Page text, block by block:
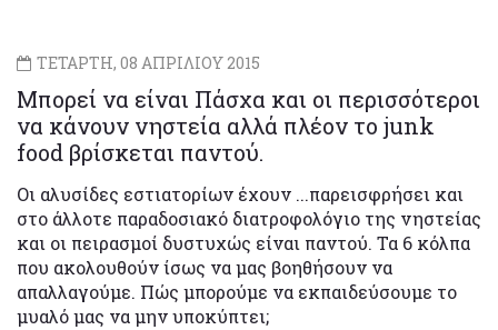
ΤΕΤΑΡΤΗ, 08 ΑΠΡΙΛΙΟΥ 2015
Μπορεί να είναι Πάσχα και οι περισσότεροι
να κάνουν νηστεία αλλά πλέον το junk
food βρίσκεται παντού.
Οι αλυσίδες εστιατορίων έχουν ...παρεισφρήσει και
στο άλλοτε παραδοσιακό διατροφολόγιο της νηστείας
και οι πειρασμοί δυστυχώς είναι παντού. Τα 6 κόλπα
που ακολουθούν ίσως να μας βοηθήσουν να
απαλλαγούμε. Πώς μπορούμε να εκπαιδεύσουμε το
μυαλό μας να μην υποκύπτει;